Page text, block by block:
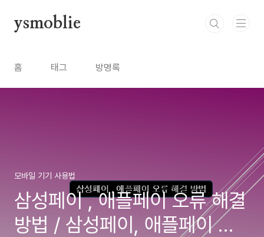
ysmoblie
홈 태그 방명록
모바일 기기 사용법
삼성페이 , 애플페이 오류 해결
방법 / 삼성페이, 애플페이 안